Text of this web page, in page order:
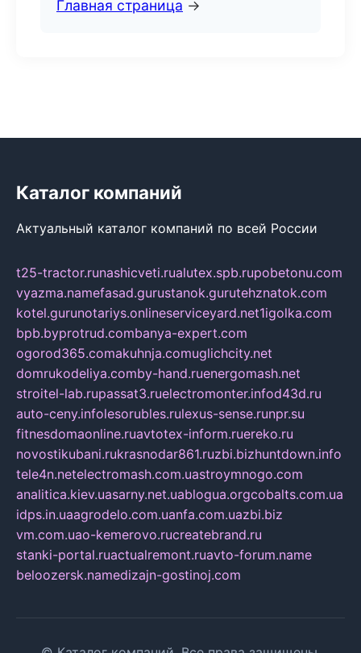
Главная страница →
Каталог компаний
Актуальный каталог компаний по всей России
t25-tractor.runashicveti.rualutex.spb.rupobetonu.com
vyazma.namefasad.gurustanok.gurutehznatok.com
kotel.gurunotariys.onlineserviceyard.net1igolka.com
bpb.byprotrud.combanya-expert.com
ogorod365.comakuhnja.comuglichcity.net
domrukodeliya.comby-hand.ruenergomash.net
stroitel-lab.rupassat3.ruelectromonter.infod43d.ru
auto-ceny.infolesorubles.rulexus-sense.runpr.su
fitnesdomaonline.ruavtotex-inform.ruereko.ru
novostikubani.rukrasnodar861.ruzbi.bizhuntdown.info
tele4n.netelectromash.com.uastroymnogo.com
analitica.kiev.uasarny.net.uablogua.orgcobalts.com.ua
idps.in.uaagrodelo.com.uanfa.com.uazbi.biz
vm.com.uao-kemerovo.rucreatebrand.ru
stanki-portal.ruactualremont.ruavto-forum.name
beloozersk.namedizajn-gostinoj.com